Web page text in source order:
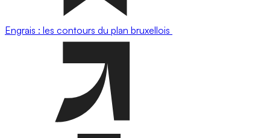
Engrais : les contours du plan bruxellois